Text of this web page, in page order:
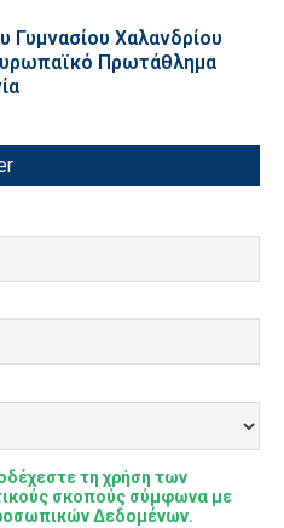
Γυμνασίου Χαλανδρίου
Πρωτάθλημα
τη χρήση των
σκοπούς σύμφωνα με
Δεδομένων.